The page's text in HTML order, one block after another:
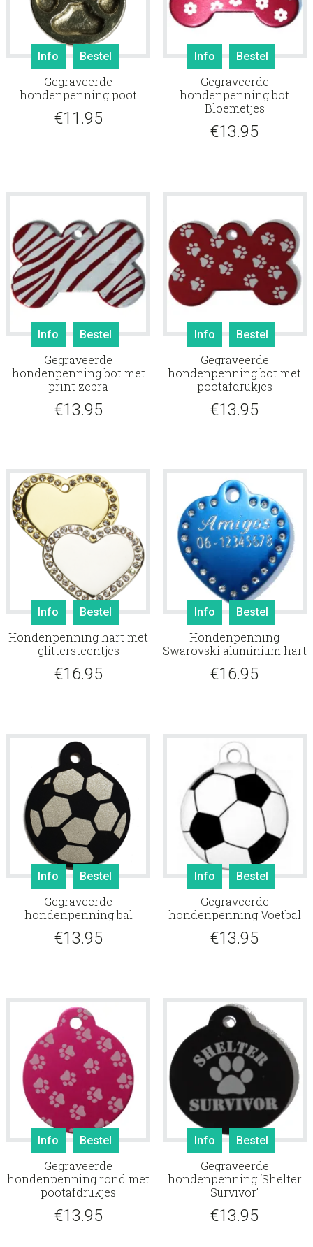
Info Bestel
Gegraveerde
hondenpenning poot
€11.95
Info Bestel
Gegraveerde
hondenpenning bot
Bloemetjes
€13.95
Info Bestel
Gegraveerde
hondenpenning bot met
print zebra
€13.95
Info Bestel
Gegraveerde
hondenpenning bot met
pootafdrukjes
€13.95
Info Bestel
Hondenpenning hart met
glittersteentjes
€16.95
Info Bestel
Hondenpenning
Swarovski aluminium hart
€16.95
Info Bestel
Gegraveerde
hondenpenning bal
€13.95
Info Bestel
Gegraveerde
hondenpenning Voetbal
€13.95
Info Bestel
Gegraveerde
hondenpenning rond met
pootafdrukjes
€13.95
Info Bestel
Gegraveerde
hondenpenning ‘Shelter
Survivor’
€13.95